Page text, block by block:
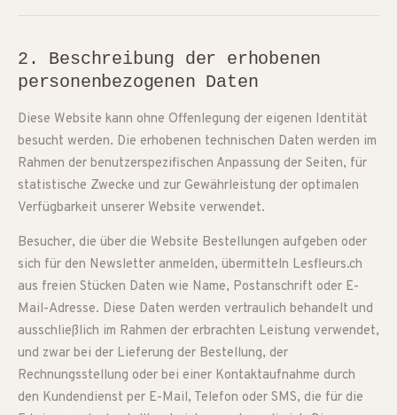
2. Beschreibung der erhobenen
personenbezogenen Daten
Diese Website kann ohne Offenlegung der eigenen Identität
besucht werden. Die erhobenen technischen Daten werden im
Rahmen der benutzerspezifischen Anpassung der Seiten, für
statistische Zwecke und zur Gewährleistung der optimalen
Verfügbarkeit unserer Website verwendet.
Besucher, die über die Website Bestellungen aufgeben oder
sich für den Newsletter anmelden, übermitteln Lesfleurs.ch
aus freien Stücken Daten wie Name, Postanschrift oder E-
Mail-Adresse. Diese Daten werden vertraulich behandelt und
ausschließlich im Rahmen der erbrachten Leistung verwendet,
und zwar bei der Lieferung der Bestellung, der
Rechnungsstellung oder bei einer Kontaktaufnahme durch
den Kundendienst per E-Mail, Telefon oder SMS, die für die